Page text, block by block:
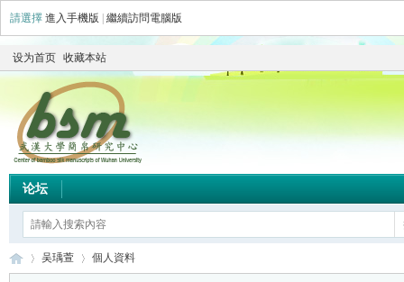
請選擇 進入手機版 繼續訪問電腦版
设为首页 收藏本站
论坛
吴瑀萱 個人資料